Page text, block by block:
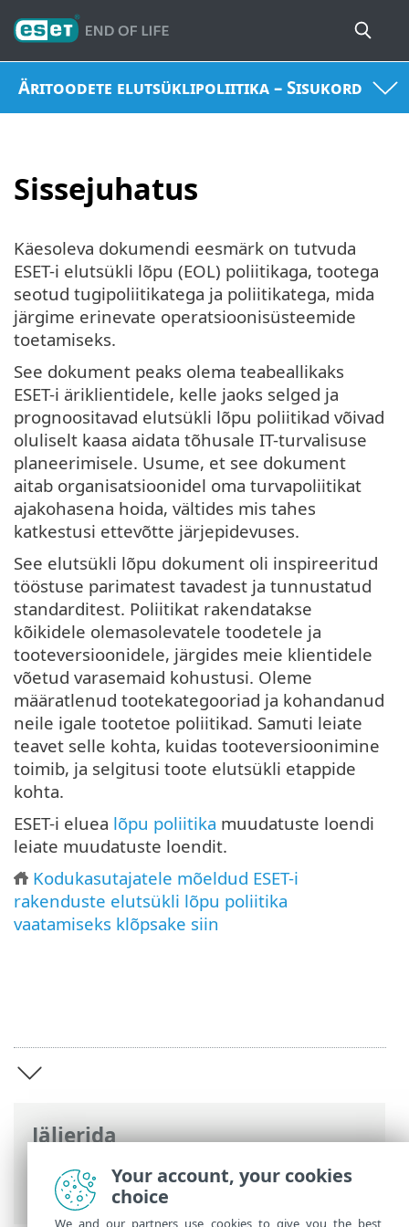
Äritoodete elutsüklipoliitika – Sisukord
Sissejuhatus
Jäljerida
ESET Elutsükli lõpp>Äritoodete
elutsüklipoliitika> Sissejuhatus
Käesoleva dokumendi eesmärk on tutvuda
ESET-i elutsükli lõpu (EOL) poliitikaga, tootega
seotud tugipoliitikatega ja poliitikatega, mida
järgime erinevate operatsioonisüsteemide
toetamiseks.
See dokument peaks olema teabeallikaks
ESET-i äriklientidele, kelle jaoks selged ja
prognoositavad elutsükli lõpu poliitikad võivad
oluliselt kaasa aidata tõhusale IT-turvalisuse
planeerimisele. Usume, et see dokument
aitab organisatsioonidel oma turvapoliitikat
ajakohasena hoida, vältides mis tahes
katkestusi ettevõtte järjepidevuses.
See elutsükli lõpu dokument oli inspireeritud
tööstuse parimatest tavadest ja tunnustatud
standarditest. Poliitikat rakendatakse
kõikidele olemasolevatele toodetele ja
tooteversioonidele, järgides meie klientidele
võetud varasemaid kohustusi. Oleme
määratlenud tootekategooriad ja kohandanud
neile igale tootetoe poliitikad. Samuti leiate
teavet selle kohta, kuidas tooteversioonimine
toimib, ja selgitusi toote elutsükli etappide
kohta.
ESET-i eluea lõpu poliitika muudatuste loendi
leiate muudatuste loendit.
Kodukasutajatele mõeldud ESET-i
rakenduste elutsükli lõpu poliitika
vaatamiseks klõpsake siin
Your account, your cookies
choice
We and our partners use cookies to give you the best